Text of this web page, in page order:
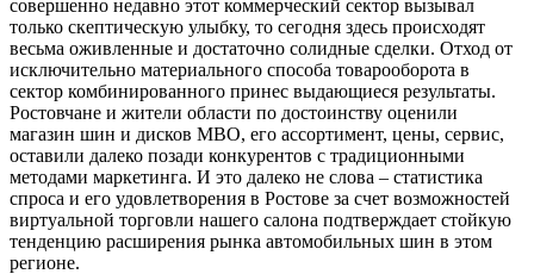
совершенно недавно этот коммерческий сектор вызывал
только скептическую улыбку, то сегодня здесь происходят
весьма оживленные и достаточно солидные сделки. Отход от
исключительно материального способа товарооборота в
сектор комбинированного принес выдающиеся результаты.
Ростовчане и жители области по достоинству оценили
магазин шин и дисков МВО, его ассортимент, цены, сервис,
оставили далеко позади конкурентов с традиционными
методами маркетинга. И это далеко не слова – статистика
спроса и его удовлетворения в Ростове за счет возможностей
виртуальной торговли нашего салона подтверждает стойкую
тенденцию расширения рынка автомобильных шин в этом
регионе.